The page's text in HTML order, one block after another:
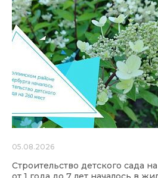
05.08.2026
Строительство детского сада